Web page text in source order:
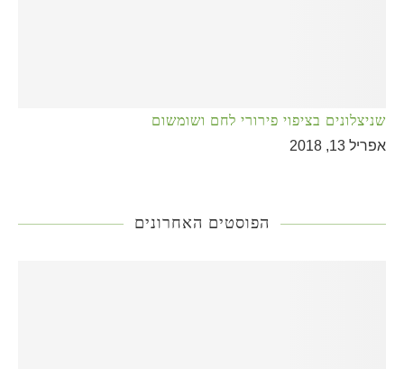
שניצלונים בציפוי פירורי לחם ושומשום
אפריל 13, 2018
הפוסטים האחרונים